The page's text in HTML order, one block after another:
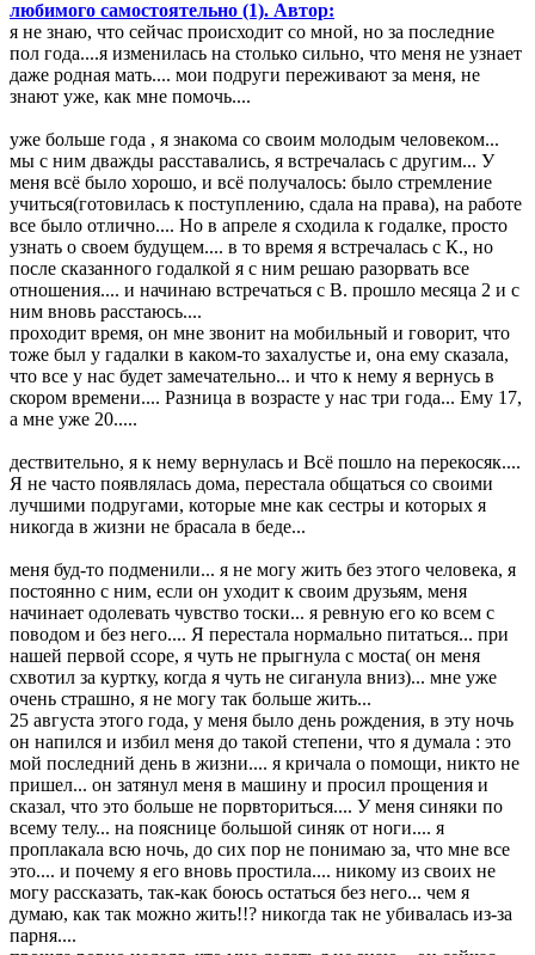
любимого самостоятельно (1). Автор:
я не знаю, что сейчас происходит со мной, но за последние
пол года....я изменилась на столько сильно, что меня не узнает
даже родная мать.... мои подруги переживают за меня, не
знают уже, как мне помочь....
уже больше года , я знакома со своим молодым человеком...
мы с ним дважды расставались, я встречалась с другим... У
меня всё было хорошо, и всё получалось: было стремление
учиться(готовилась к поступлению, сдала на права), на работе
все было отлично.... Но в апреле я сходила к годалке, просто
узнать о своем будущем.... в то время я встречалась с К., но
после сказанного годалкой я с ним решаю разорвать все
отношения.... и начинаю встречаться с В. прошло месяца 2 и с
ним вновь расстаюсь....
проходит время, он мне звонит на мобильный и говорит, что
тоже был у гадалки в каком-то захалустье и, она ему сказала,
что все у нас будет замечательно... и что к нему я вернусь в
скором времени.... Разница в возрасте у нас три года... Ему 17,
а мне уже 20.....
дествительно, я к нему вернулась и Всё пошло на перекосяк....
Я не часто появлялась дома, перестала общаться со своими
лучшими подругами, которые мне как сестры и которых я
никогда в жизни не брасала в беде...
меня буд-то подменили... я не могу жить без этого человека, я
постоянно с ним, если он уходит к своим друзьям, меня
начинает одолевать чувство тоски... я ревную его ко всем с
поводом и без него.... Я перестала нормально питаться... при
нашей первой ссоре, я чуть не прыгнула с моста( он меня
схвотил за куртку, когда я чуть не сиганула вниз)... мне уже
очень страшно, я не могу так больше жить...
25 августа этого года, у меня было день рождения, в эту ночь
он напился и избил меня до такой степени, что я думала : это
мой последний день в жизни.... я кричала о помощи, никто не
пришел... он затянул меня в машину и просил прощения и
сказал, что это больше не порвториться.... У меня синяки по
всему телу... на пояснице большой синяк от ноги.... я
проплакала всю ночь, до сих пор не понимаю за, что мне все
это.... и почему я его вновь простила.... никому из своих не
могу рассказать, так-как боюсь остаться без него... чем я
думаю, как так можно жить!!? никогда так не убивалась из-за
парня....